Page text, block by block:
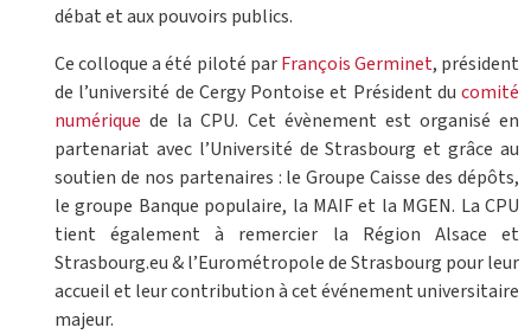
débat et aux pouvoirs publics.
Ce colloque a été piloté parFrançois Germinet, président
de l’université de Cergy Pontoise et Président du comité
numérique de la CPU. Cet évènement est organisé en
partenariat avec l’Université de Strasbourg et grâce au
soutien de nos partenaires : le Groupe Caisse des dépôts,
le groupe Banque populaire, la MAIF et la MGEN. La CPU
tient également à remercier la Région Alsace et
Strasbourg.eu & l’Eurométropole de Strasbourg pour leur
accueil et leur contribution à cet événement universitaire
majeur.